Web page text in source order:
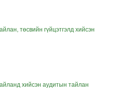
төсвийн гүйцэтгэлд хийсэн
хийсэн аудитын тайлан